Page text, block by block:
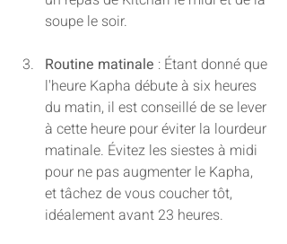
soupe le soir.
Routine matinale : Étant donné que
l'heure Kapha débute à six heures
du matin, il est conseillé de se lever
à cette heure pour éviter la lourdeur
matinale. Évitez les siestes à midi
pour ne pas augmenter le Kapha,
et tâchez de vous coucher tôt,
idéalement avant 23 heures.